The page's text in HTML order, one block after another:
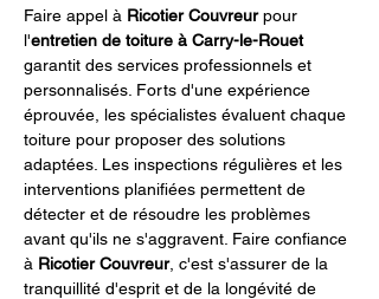
Faire appel à Ricotier Couvreur pour
l'entretien de toiture à Carry-le-Rouet
garantit des services professionnels et
personnalisés. Forts d'une expérience
éprouvée, les spécialistes évaluent chaque
toiture pour proposer des solutions
adaptées. Les inspections régulières et les
interventions planifiées permettent de
détecter et de résoudre les problèmes
avant qu'ils ne s'aggravent. Faire confiance
à Ricotier Couvreur, c'est s'assurer de la
tranquillité d'esprit et de la longévité de